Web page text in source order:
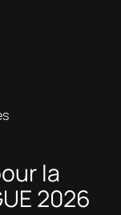
la
2026